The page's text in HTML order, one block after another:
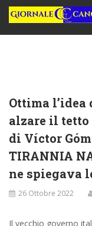
Ottima
alzare il
di Víctor
TIRANNIA
ne spiegava
26 Ottobre 2022
Il vecchio governo